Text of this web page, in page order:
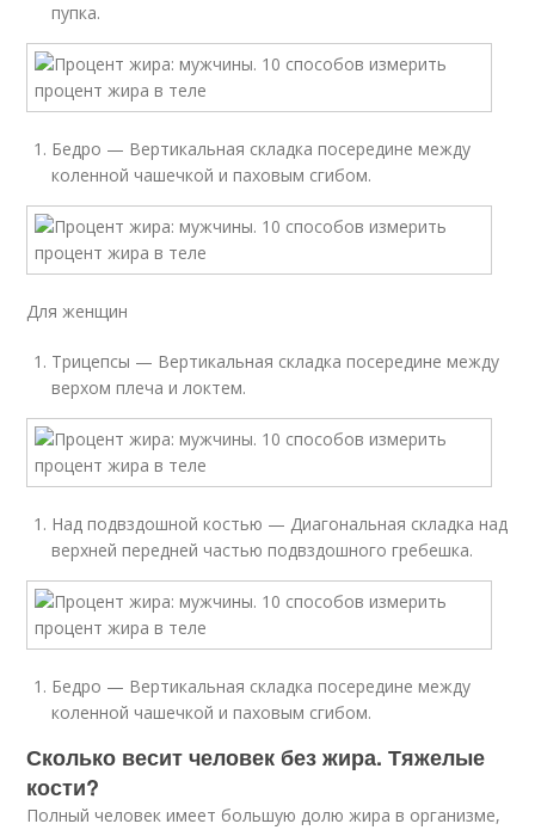
пупка.
Бедро — Вертикальная складка посередине между
коленной чашечкой и паховым сгибом.
Для женщин
Трицепсы — Вертикальная складка посередине между
верхом плеча и локтем.
Над подвздошной костью — Диагональная складка над
верхней передней частью подвздошного гребешка.
Бедро — Вертикальная складка посередине между
коленной чашечкой и паховым сгибом.
Сколько весит человек без жира. Тяжелые
кости?
Полный человек имеет большую долю жира в организме,